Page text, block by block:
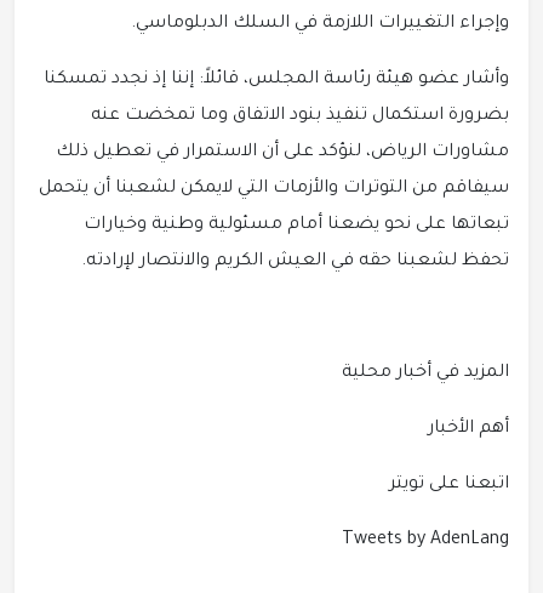
وإجراء التغييرات اللازمة في السلك الدبلوماسي.
وأشار عضو هيئة رئاسة المجلس، قائلاً:‏ إننا إذ نجدد تمسكنا
بضرورة استكمال تنفيذ بنود الاتفاق وما تمخضت عنه
مشاورات الرياض، لنؤكد على أن الاستمرار في تعطيل ذلك
سيفاقم من التوترات والأزمات التي لايمكن لشعبنا أن يتحمل
تبعاتها على نحو يضعنا أمام مسئولية وطنية وخيارات
تحفظ لشعبنا حقه في العيش الكريم والانتصار لإرادته.
المزيد في أخبار محلية
أهم الأخبار
اتبعنا على تويتر
Tweets by AdenLang